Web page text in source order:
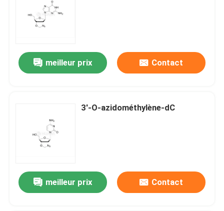
meilleur prix Contact
3'-O-azidométhylène-dC
meilleur prix Contact